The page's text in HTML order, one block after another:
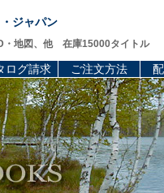
ジャパン
・地図、他 在庫15000タイトル
ログ請求 ご注文方法